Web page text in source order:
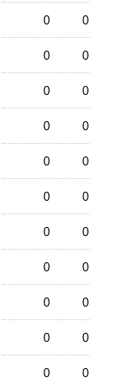
0 0
0 0
0 0
0 0
0 0
0 0
0 0
0 0
0 0
0 0
0 0